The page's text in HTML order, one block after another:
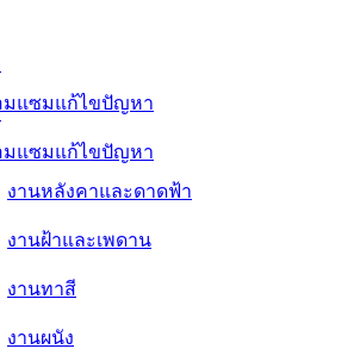
มแซมแก้ไขปัญหา
งานหลังคาและดาดฟ้า
งานฝ้าและเพดาน
งานทาสี
งานผนัง
มแซมแก้ไขปัญหา
งานหลังคาและดาดฟ้า
งานฝ้าและเพดาน
งานทาสี
งานผนัง
งานพื้น